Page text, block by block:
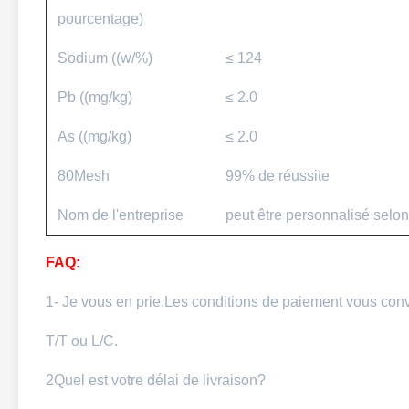
pourcentage)
Sodium ((w/%) ≤ 124
Pb ((mg/kg) ≤ 2.0
As ((mg/kg) ≤ 2.0
80Mesh 99% de réussite
Nom de l'entreprise peut être personnalisé
FAQ:
1- Je vous en prie. Les conditions de paiement vous
T/T ou L/C.
2Quel est votre délai de livraison?